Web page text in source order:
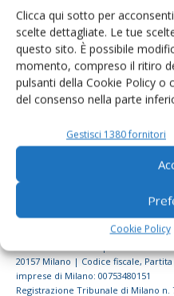
Clicca qui sotto per
scelte dettagliate. Le tue
questo sito. È possibile
momento, compreso il ritiro
pulsanti della Cookie Policy o
del consenso nella parte
Gestisci 1380 fornitori
Cookie Policy
Iscriviti alle
20157 Milano | Codice fiscale,
imprese di Milano: 00753480151
Registrazione Tribunale di Milano